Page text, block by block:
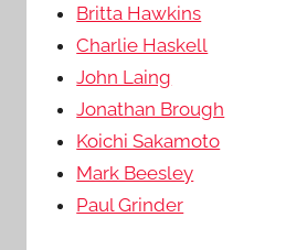
Britta Hawkins
Charlie Haskell
John Laing
Jonathan Brough
Koichi Sakamoto
Mark Beesley
Paul Grinder